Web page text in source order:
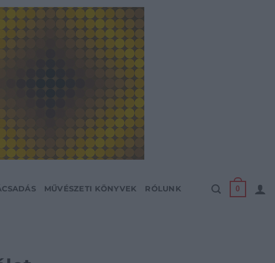
MŰVÉSZETI KÖNYVEK RÓLUNK 0